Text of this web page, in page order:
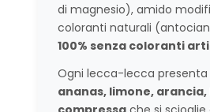
di magnesio), amido
coloranti naturali
100% senza coloranti
Ogni lecca-lecca presenta
ananas, limone,